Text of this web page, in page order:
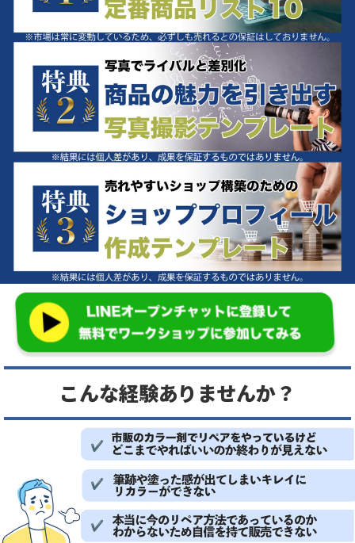
こんな経験ありませんか？